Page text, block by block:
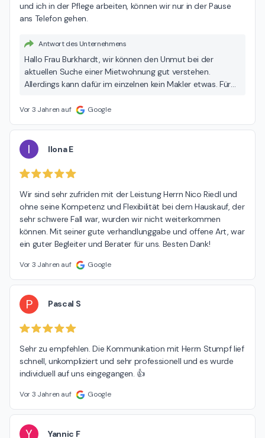
und ich in der Pflege arbeiten, können wir nur in der Pause
ans Telefon gehen.
Antwort des Unternehmens
Hallo Frau Burkhardt, wir können den Unmut bei der
aktuellen Suche einer Mietwohnung gut verstehen.
Allerdings kann dafür im einzelnen kein Makler etwas. Für
es nur einen neuen Mieter geben wird. Trotzdem sind wir
anzubieten. Leider haben wir Sie dafür telefonisch nicht
erreichen können. Für die weitere Suche wünschen wir
Ihrem Sohn viel Erfolg ! Viele Grüße Team von Mahler
Immobilien
Vor 3 Jahren auf Google
I Ilona E
Wir sind sehr zufriden mit der Leistung Herrn Nico Riedl und
ohne seine Kompetenz und Flexibilität bei dem Hauskauf, der
sehr schwere Fall war, wurden wir nicht weiterkommen
können. Mit seiner gute verhandlunggabe und offene Art, war
ein guter Begleiter und Berater für uns. Besten Dank!
Vor 3 Jahren auf Google
P Pascal S
Sehr zu empfehlen. Die Kommunikation mit Herrn Stumpf lief
schnell, unkompliziert und sehr professionell und es wurde
individuell auf uns eingegangen. 👍
Vor 3 Jahren auf Google
Y Yannic F